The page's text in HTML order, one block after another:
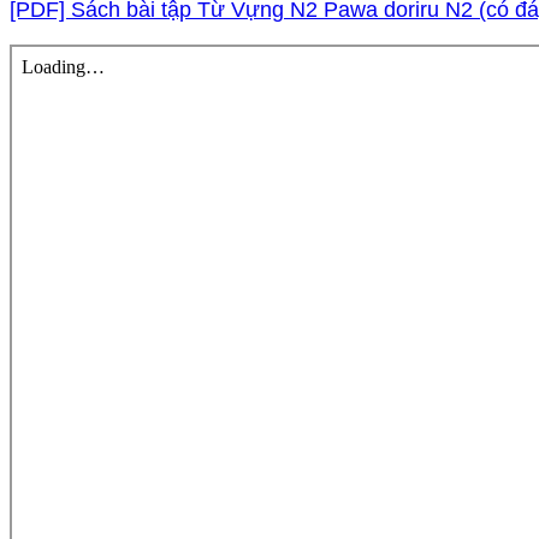
[PDF] Sách bài tập Từ Vựng N2 Pawa doriru N2 (có